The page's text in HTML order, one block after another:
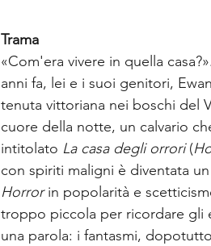
Trama
«Com'era vivere in quella
anni fa, lei e i suoi genitori,
tenuta vittoriana nei boschi del
cuore della notte, un calvario
intitolato La casa degli orrori (
con spiriti maligni è diventata
Horror in popolarità e
troppo piccola per ricordare gli
una parola: i fantasmi,